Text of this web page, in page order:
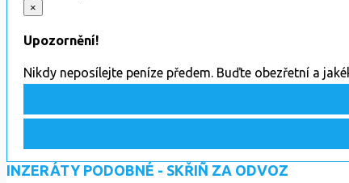
×
Upozornění!
Nikdy neposílejte peníze předem. Buďte obezřetní a
INZERÁTY PODOBNÉ - SKŘIÑ ZA ODVOZ